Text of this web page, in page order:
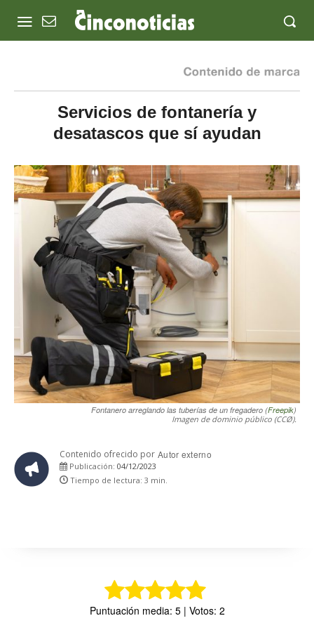
Servicios de fontanería y
desatascos que sí ayudan
Fontanero arreglando las tuberías de un fregadero (Freepik)
Imagen de dominio público (CCØ).
Contenido ofrecido por Autor externo
Publicación: 04/12/2023
Tiempo de lectura: 3 min.
Puntuación media: 5 | Votos: 2